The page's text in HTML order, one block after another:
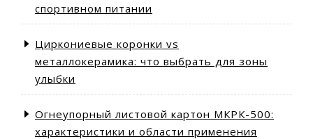
спортивном питании
Циркониевые коронки vs
металлокерамика: что выбрать для зоны
улыбки
Огнеупорный листовой картон МКРК-500:
характеристики и области применения